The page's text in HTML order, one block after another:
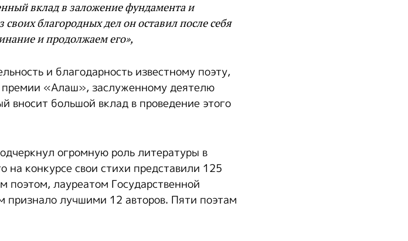
вклад в заложение фундамента и
благородных дел он оставил после себя
и продолжаем его»,
и благодарность известному поэту,
«Алаш», заслуженному деятелю
вносит большой вклад в проведение этого
огромную роль литературы в
на конкурсе свои стихи представили 125
поэтом, лауреатом Государственной
лучшими 12 авторов. Пяти поэтам